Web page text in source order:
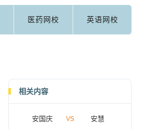
医药网校 英语网校
相关内容
安国庆
安慧